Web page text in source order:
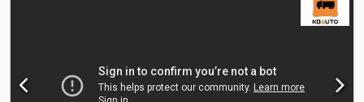
ABS, borto
programa (ESP), galinis keltuvas, kruizo kontrolė, oro
kondicionavimas, priešrūkiniai žibintai, trauki kontrolė, vairo